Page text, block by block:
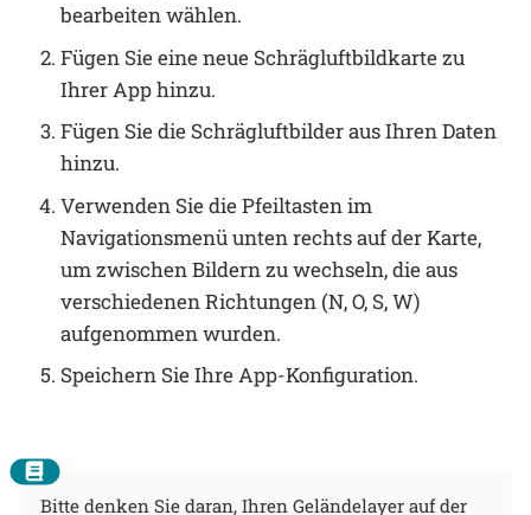
bearbeiten wählen.
Fügen Sie eine neue Schrägluftbildkarte zu
Ihrer App hinzu.
Fügen Sie die Schrägluftbilder aus Ihren Daten
hinzu.
Verwenden Sie die Pfeiltasten im
Navigationsmenü unten rechts auf der Karte,
um zwischen Bildern zu wechseln, die aus
verschiedenen Richtungen (N, O, S, W)
aufgenommen wurden.
Speichern Sie Ihre App-Konfiguration.
Bitte denken Sie daran, Ihren Geländelayer auf der